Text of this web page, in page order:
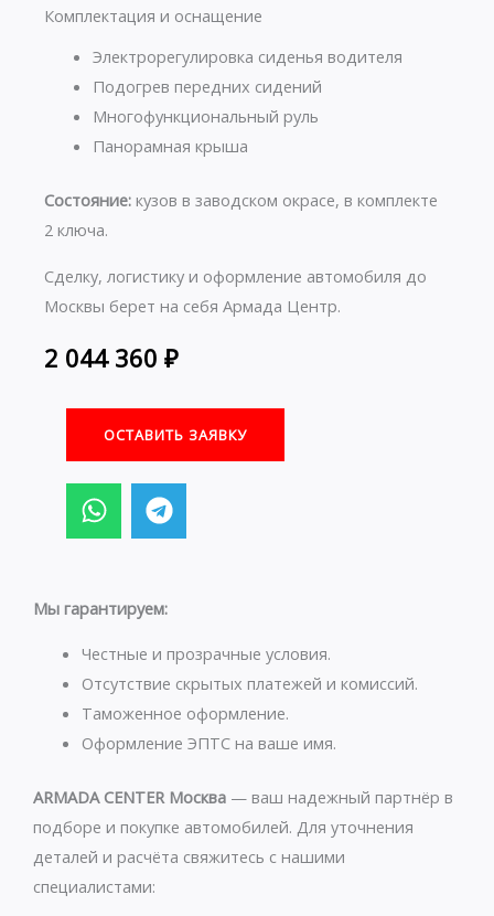
Комплектация и оснащение
Электрорегулировка сиденья водителя
Подогрев передних сидений
Многофункциональный руль
Панорамная крыша
Состояние: кузов в заводском окрасе, в комплекте
2 ключа.
Сделку, логистику и оформление автомобиля до
Москвы берет на себя Армада Центр.
2 044 360 ₽
ОСТАВИТЬ ЗАЯВКУ
W
h
a
s
p
p
T
e
l
g
a
m
Мы гарантируем:
Честные и прозрачные условия.
Отсутствие скрытых платежей и комиссий.
Таможенное оформление.
Оформление ЭПТС на ваше имя.
ARMADA CENTER Москва — ваш надежный партнёр в
подборе и покупке автомобилей. Для уточнения
деталей и расчёта свяжитесь с нашими
специалистами: